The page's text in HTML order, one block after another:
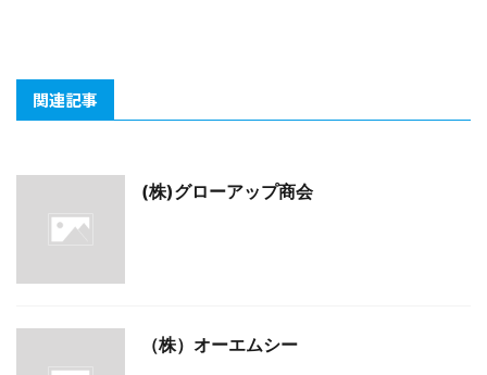
関連記事
(株)グローアップ商会
（株）オーエムシー